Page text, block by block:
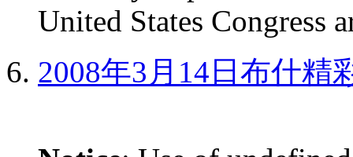
United States Congress
2008年3月14日布什精